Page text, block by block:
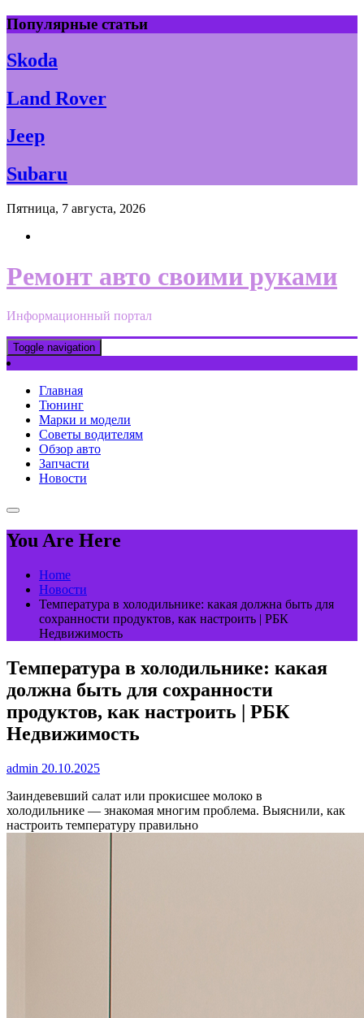
Skip
to
content
Популярные статьи
Skoda
Land Rover
Jeep
Subaru
Пятница, 7 августа, 2026
Ремонт авто своими руками
Информационный портал
Toggle navigation
Главная
Тюнинг
Марки и модели
Советы водителям
Обзор авто
Запчасти
Новости
You Are Here
Home
Новости
Температура в холодильнике: какая должна быть для
сохранности продуктов, как настроить | РБК
Недвижимость
Температура в холодильнике: какая
должна быть для сохранности
продуктов, как настроить | РБК
Недвижимость
admin 20.10.2025
Заиндевевший салат или прокисшее молоко в
холодильнике — знакомая многим проблема. Выяснили, как
настроить температуру правильно